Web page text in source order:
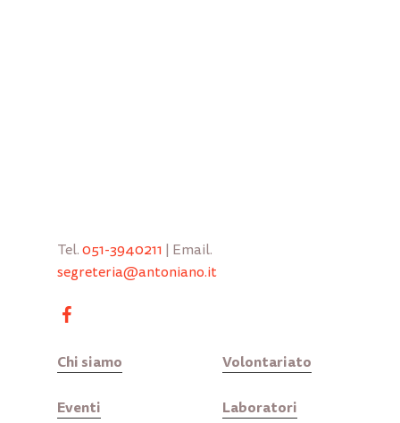
Tel. 051-3940211 | Email.
segreteria@antoniano.it
Chi siamo
Eventi
Volontariato
Laboratori